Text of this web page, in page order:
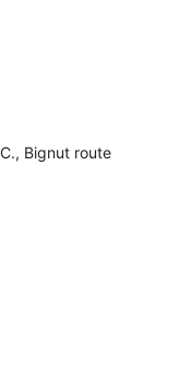
Bignut route